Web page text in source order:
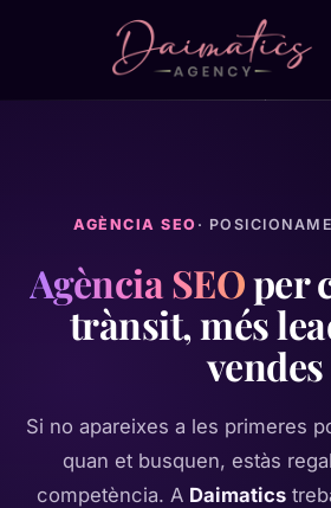
AGÈNCIA SEO ·
Agència SEOper
trànsit, més
vendes
Si no apareixes a les primeres
quan et busquen, estàs
competència. A Daimatics
Daima Business AI
● En línia